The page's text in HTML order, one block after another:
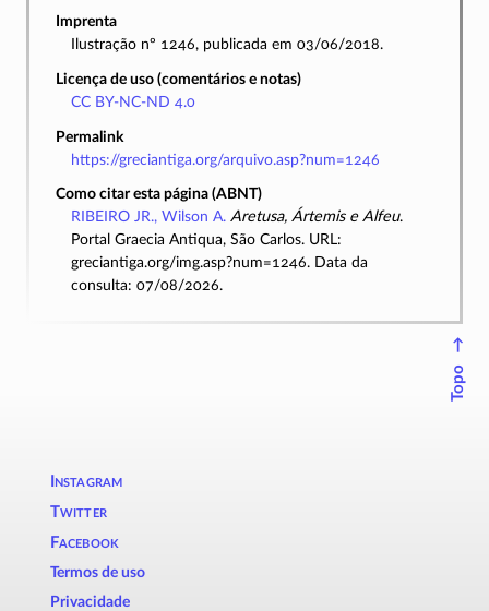
Imprenta
Ilustração nº 1246, publicada em 03/06/2018.
Licença de uso (comentários e notas)
CC BY-NC-ND 4.0
Permalink
https://greciantiga.org/arquivo.asp?num=1246
Como citar esta página (ABNT)
RIBEIRO JR., Wilson A. Aretusa, Ártemis e Alfeu.
Portal Graecia Antiqua, São Carlos. URL:
greciantiga.org/img.asp?num=1246. Data da
consulta: 07/08/2026.
↑
Topo
Instagram
Twitter
Facebook
Termos de uso
Privacidade